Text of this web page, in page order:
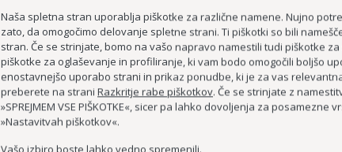
KOC AS
MREŽA
Naša spletna stran uporablja piškotke za različne namene. Nujno
zato, da omogočimo delovanje spletne strani. Ti piškotki so bili
stran. Če se strinjate, bomo na vašo napravo namestili tudi piškotke
piškotke za oglaševanje in profiliranje, ki vam bodo omogočili boljšo
enostavnejšo uporabo strani in prikaz ponudbe, ki je za vas
preberete na strani Razkritje rabe piškotkov. Če se strinjate z
»SPREJMEM VSE PIŠKOTKE«, sicer pa lahko dovoljenja za posamezne
»Nastavitvah piškotkov«.
Vašo izbiro boste lahko vedno spremenili.